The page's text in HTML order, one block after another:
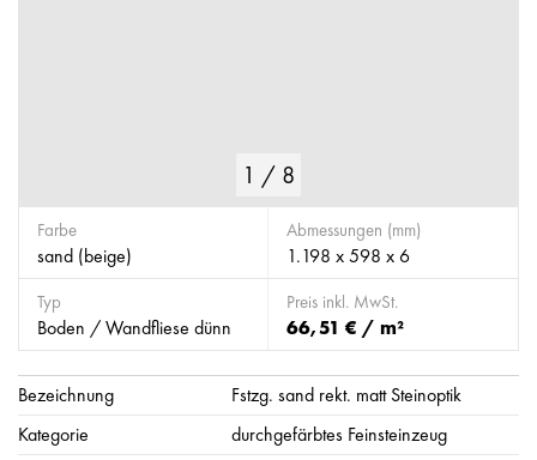
1 / 8
Farbe
sand (beige)
Abmessungen (mm)
1.198 x 598 x 6
Typ
Boden / Wandfliese dünn
Preis inkl. MwSt.
66,51 € / m²
Bezeichnung
Fstzg. sand rekt. matt Steinoptik
Kategorie
durchgefärbtes Feinsteinzeug